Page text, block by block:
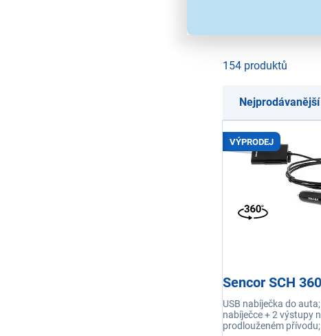
154 produktů
Nejprodávanější
VÝPRODEJ
Sencor SCH 360
USB nabíječka do
nabíječce + 2 výstupy
prodlouženém